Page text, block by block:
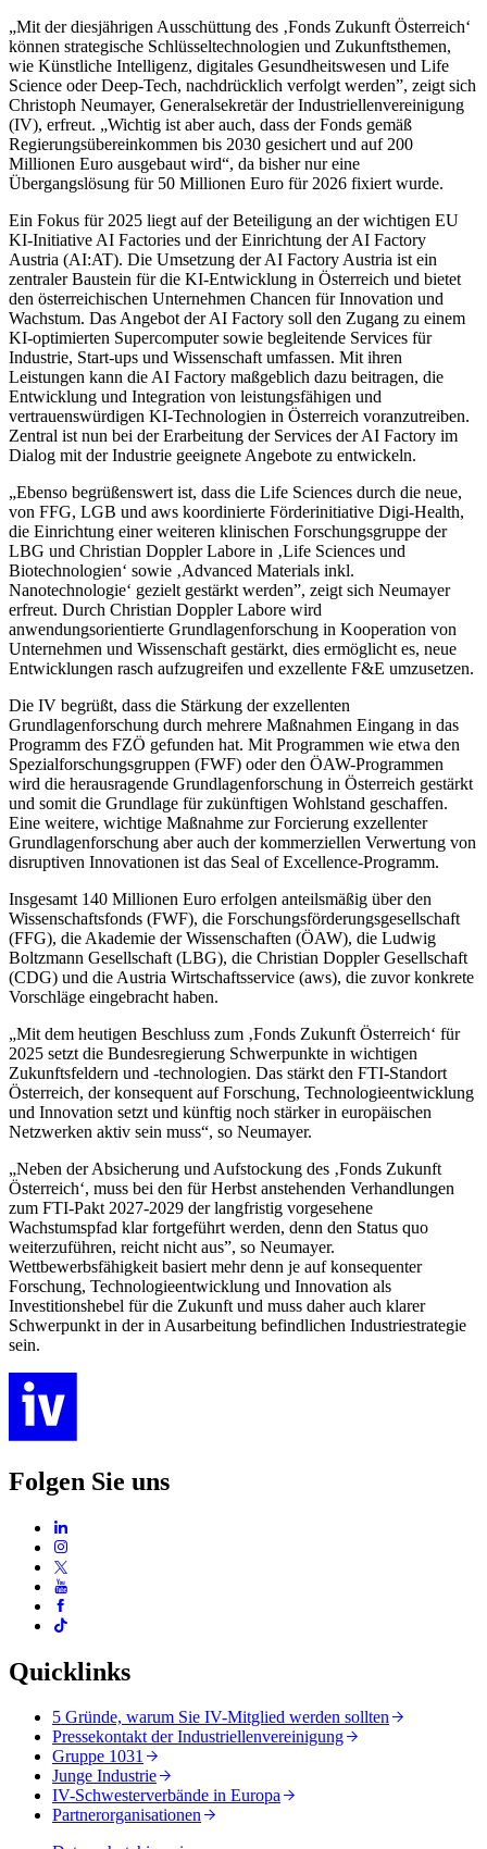
„Mit der diesjährigen Ausschüttung des ‚Fonds Zukunft Österreich‘
können strategische Schlüsseltechnologien und Zukunftsthemen,
wie Künstliche Intelligenz, digitales Gesundheitswesen und Life
Science oder Deep-Tech, nachdrücklich verfolgt werden”, zeigt sich
Christoph Neumayer, Generalsekretär der Industriellenvereinigung
(IV), erfreut. „Wichtig ist aber auch, dass der Fonds gemäß
Regierungsübereinkommen bis 2030 gesichert und auf 200
Millionen Euro ausgebaut wird“, da bisher nur eine
Übergangslösung für 50 Millionen Euro für 2026 fixiert wurde.
Ein Fokus für 2025 liegt auf der Beteiligung an der wichtigen EU
KI-Initiative AI Factories und der Einrichtung der AI Factory
Austria (AI:AT). Die Umsetzung der AI Factory Austria ist ein
zentraler Baustein für die KI-Entwicklung in Österreich und bietet
den österreichischen Unternehmen Chancen für Innovation und
Wachstum. Das Angebot der AI Factory soll den Zugang zu einem
KI-optimierten Supercomputer sowie begleitende Services für
Industrie, Start-ups und Wissenschaft umfassen. Mit ihren
Leistungen kann die AI Factory maßgeblich dazu beitragen, die
Entwicklung und Integration von leistungsfähigen und
vertrauenswürdigen KI-Technologien in Österreich voranzutreiben.
Zentral ist nun bei der Erarbeitung der Services der AI Factory im
Dialog mit der Industrie geeignete Angebote zu entwickeln.
„Ebenso begrüßenswert ist, dass die Life Sciences durch die neue,
von FFG, LGB und aws koordinierte Förderinitiative Digi-Health,
die Einrichtung einer weiteren klinischen Forschungsgruppe der
LBG und Christian Doppler Labore in ‚Life Sciences und
Biotechnologien‘ sowie ‚Advanced Materials inkl.
Nanotechnologie‘ gezielt gestärkt werden”, zeigt sich Neumayer
erfreut. Durch Christian Doppler Labore wird
anwendungsorientierte Grundlagenforschung in Kooperation von
Unternehmen und Wissenschaft gestärkt, dies ermöglicht es, neue
Entwicklungen rasch aufzugreifen und exzellente F&E umzusetzen.
Die IV begrüßt, dass die Stärkung der exzellenten
Grundlagenforschung durch mehrere Maßnahmen Eingang in das
Programm des FZÖ gefunden hat. Mit Programmen wie etwa den
Spezialforschungsgruppen (FWF) oder den ÖAW-Programmen
wird die herausragende Grundlagenforschung in Österreich gestärkt
und somit die Grundlage für zukünftigen Wohlstand geschaffen.
Eine weitere, wichtige Maßnahme zur Forcierung exzellenter
Grundlagenforschung aber auch der kommerziellen Verwertung von
disruptiven Innovationen ist das Seal of Excellence-Programm.
Insgesamt 140 Millionen Euro erfolgen anteilsmäßig über den
Wissenschaftsfonds (FWF), die Forschungsförderungsgesellschaft
(FFG), die Akademie der Wissenschaften (ÖAW), die Ludwig
Boltzmann Gesellschaft (LBG), die Christian Doppler Gesellschaft
(CDG) und die Austria Wirtschaftsservice (aws), die zuvor konkrete
Vorschläge eingebracht haben.
„Mit dem heutigen Beschluss zum ‚Fonds Zukunft Österreich‘ für
2025 setzt die Bundesregierung Schwerpunkte in wichtigen
Zukunftsfeldern und -technologien. Das stärkt den FTI-Standort
Österreich, der konsequent auf Forschung, Technologieentwicklung
und Innovation setzt und künftig noch stärker in europäischen
Netzwerken aktiv sein muss“, so Neumayer.
„Neben der Absicherung und Aufstockung des ‚Fonds Zukunft
Österreich‘, muss bei den für Herbst anstehenden Verhandlungen
zum FTI-Pakt 2027-2029 der langfristig vorgesehene
Wachstumspfad klar fortgeführt werden, denn den Status quo
weiterzuführen, reicht nicht aus”, so Neumayer.
Wettbewerbsfähigkeit basiert mehr denn je auf konsequenter
Forschung, Technologieentwicklung und Innovation als
Investitionshebel für die Zukunft und muss daher auch klarer
Schwerpunkt in der in Ausarbeitung befindlichen Industriestrategie
sein.
Folgen Sie uns
Quicklinks
5 Gründe, warum Sie IV-Mitglied werden sollten
Pressekontakt der Industriellenvereinigung
Gruppe 1031
Junge Industrie
IV-Schwesterverbände in Europa
Partnerorganisationen